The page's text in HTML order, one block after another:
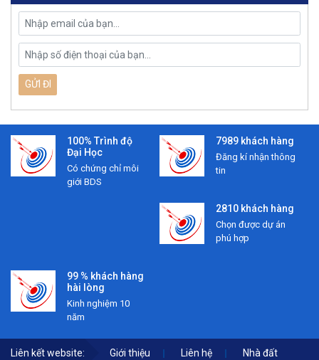
100% Trình độ
Đại Học
Có chứng chỉ môi
giới BDS
7989 khách hàng
Đăng kí nhận thông
tin
2810 khách hàng
Chọn được dự án
phú hợp
99 % khách hàng
hài lòng
Kinh nghiệm 10
năm
Liên kết website: Giới thiệu Liên hệ Nhà đất